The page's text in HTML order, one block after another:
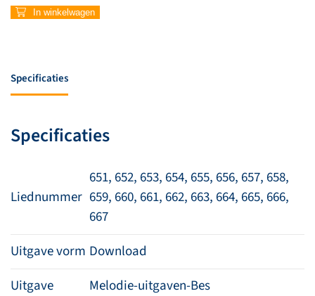
Muziekboek
651-
aantal
In winkelwagen
Specificaties
Specificaties
Liednummer
651, 652, 653, 654, 655, 656, 657, 658,
659, 660, 661, 662, 663, 664, 665, 666,
667
Uitgave vorm Download
Uitgave
Melodie-uitgaven-Bes